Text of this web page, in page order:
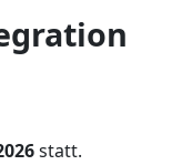
statt.